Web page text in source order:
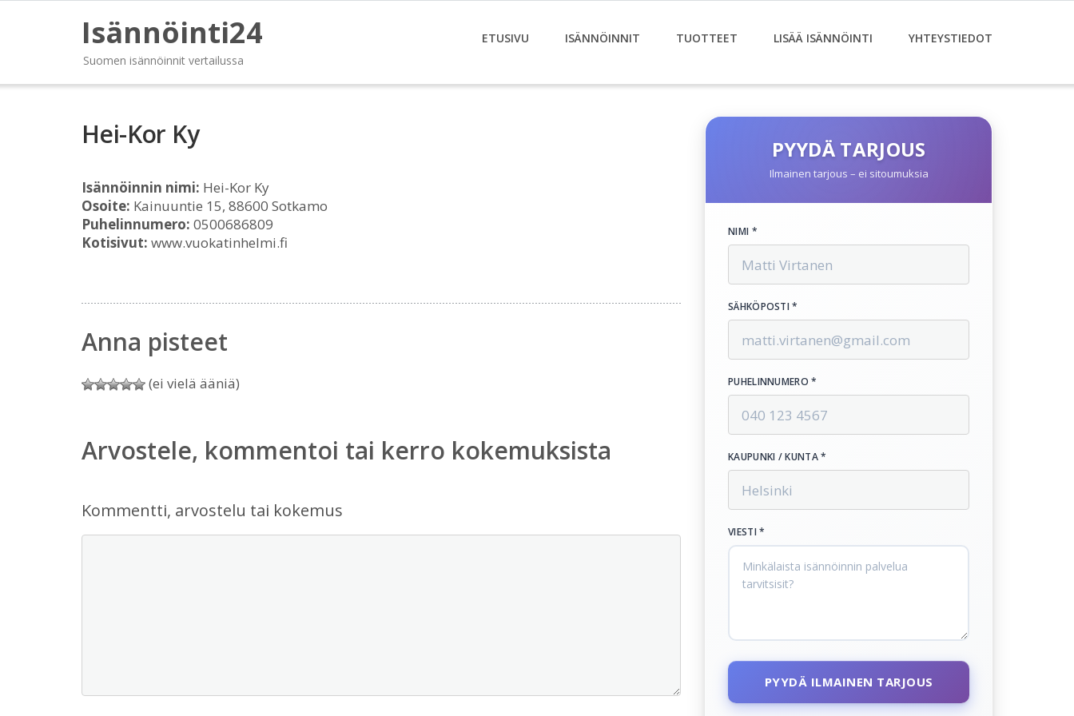
Isännöinti24
Suomen isännöinnit vertailussa
ETUSIVU ISÄNNÖINNIT TUOTTEET LISÄÄ ISÄNNÖINTI YHTEYSTIEDOT
Hei-Kor Ky
Isännöinnin nimi: Hei-Kor Ky
Osoite: Kainuuntie 15, 88600 Sotkamo
Puhelinnumero: 0500686809
Kotisivut: www.vuokatinhelmi.fi
Anna pisteet
(ei vielä ääniä)
Arvostele, kommentoi tai kerro kokemuksista
Kommentti, arvostelu tai kokemus
PYYDÄ TARJOUS
Ilmainen tarjous – ei sitoumuksia
NIMI *
SÄHKÖPOSTI *
PUHELINNUMERO *
KAUPUNKI / KUNTA *
VIESTI *
PYYDÄ ILMAINEN TARJOUS